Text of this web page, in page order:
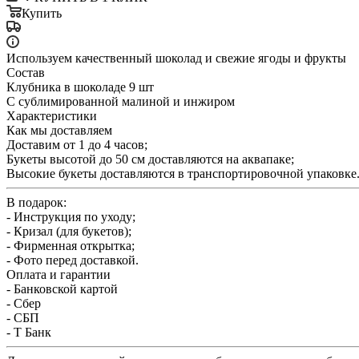
Купить
Используем качественный шоколад и свежие ягоды и фрукты
Состав
Клубника в шоколаде 9 шт
С сублимированной малиной и инжиром
Характеристики
Как мы доставляем
Доставим от 1 до 4 часов;
Букеты высотой до 50 см доставляются на аквапаке;
Высокие букеты доставляются в транспортировочной упаковке.
В подарок:
- Инструкция по уходу;
- Кризал (для букетов);
- Фирменная открытка;
- Фото перед доставкой.
Оплата и гарантии
- Банковской картой
- Сбер
- СБП
- Т Банк